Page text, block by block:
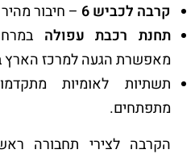
קרבה לכביש 6
– חיבור
תחנת רכבת עפולה
מאפשרת הגעה למרכז
תשתיות לאומיות
מתפתחים.
הקרבה לצירי תחבורה